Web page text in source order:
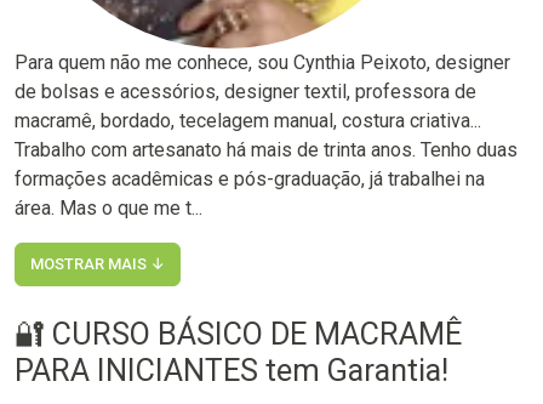
Para quem não me conhece, sou Cynthia Peixoto, designer
de bolsas e acessórios, designer textil, professora de
macramê, bordado, tecelagem manual, costura criativa...
Trabalho com artesanato há mais de trinta anos. Tenho duas
formações acadêmicas e pós-graduação, já trabalhei na
área. Mas o que me t...
MOSTRAR MAIS ↓
🔐 CURSO BÁSICO DE MACRAMÊ
PARA INICIANTES tem Garantia!